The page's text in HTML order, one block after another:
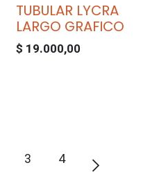
TUBULAR LYCRA
LARGO GRAFICO
$ 19.000,00
3 4